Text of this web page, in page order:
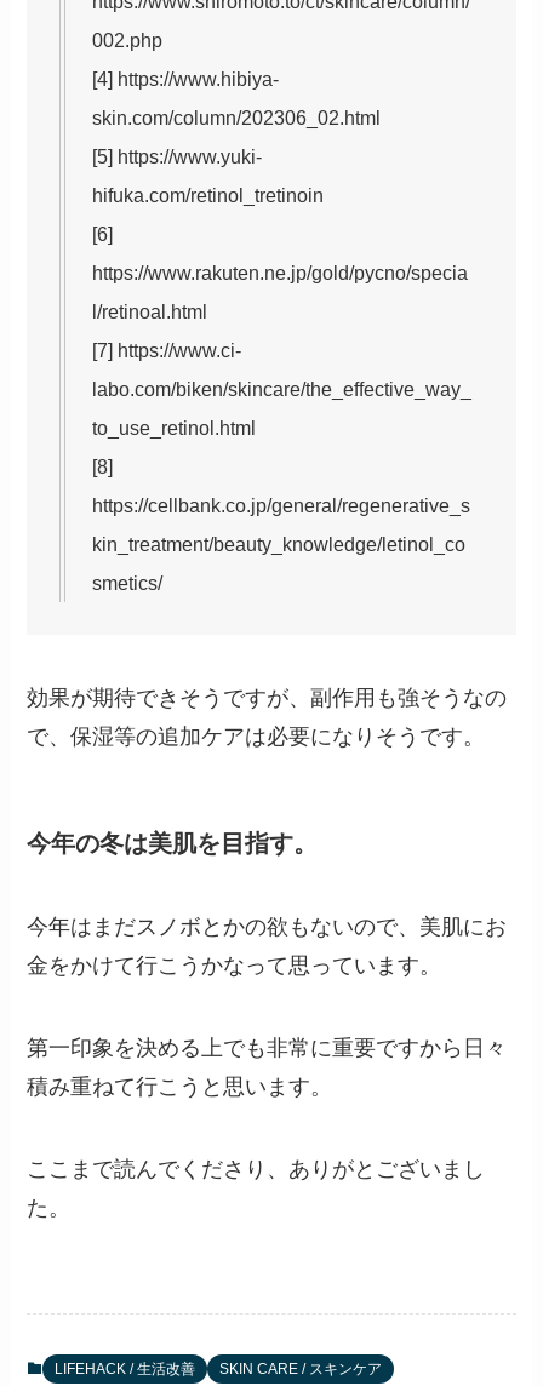
002.php
[4] https://www.hibiya-
skin.com/column/202306_02.html
[5] https://www.yuki-
hifuka.com/retinol_tretinoin
[6]
https://www.rakuten.ne.jp/gold/pycno/specia
l/retinoal.html
[7] https://www.ci-
labo.com/biken/skincare/the_effective_way_
to_use_retinol.html
[8]
https://cellbank.co.jp/general/regenerative_s
kin_treatment/beauty_knowledge/letinol_co
smetics/
効果が期待できそうですが、副作用も強そうなの
で、保湿等の追加ケアは必要になりそうです。
今年の冬は美肌を目指す。
今年はまだスノボとかの欲もないので、美肌にお
金をかけて行こうかなって思っています。
第一印象を決める上でも非常に重要ですから日々
積み重ねて行こうと思います。
ここまで読んでくださり、ありがとございまし
た。
LIFEHACK / 生活改善 SKIN CARE / スキンケア